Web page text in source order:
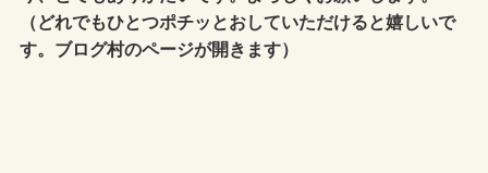
（どれでもひとつポチッとおしていただけると嬉しいで
す。ブログ村のページが開きます）